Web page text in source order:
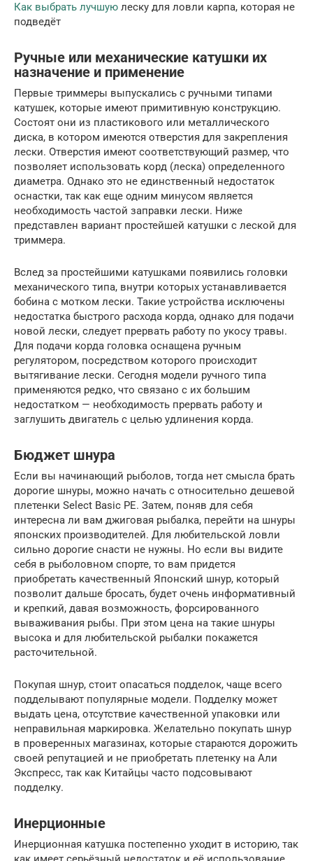
Как выбрать лучшую леску для ловли карпа, которая не
подведёт
Ручные или механические катушки их
назначение и применение
Первые триммеры выпускались с ручными типами
катушек, которые имеют примитивную конструкцию.
Состоят они из пластикового или металлического
диска, в котором имеются отверстия для закрепления
лески. Отверстия имеют соответствующий размер, что
позволяет использовать корд (леска) определенного
диаметра. Однако это не единственный недостаток
оснастки, так как еще одним минусом является
необходимость частой заправки лески. Ниже
представлен вариант простейшей катушки с леской для
триммера.
Вслед за простейшими катушками появились головки
механического типа, внутри которых устанавливается
бобина с мотком лески. Такие устройства исключены
недостатка быстрого расхода корда, однако для подачи
новой лески, следует прервать работу по укосу травы.
Для подачи корда головка оснащена ручным
регулятором, посредством которого происходит
вытягивание лески. Сегодня модели ручного типа
применяются редко, что связано с их большим
недостатком — необходимость прервать работу и
заглушить двигатель с целью удлинения корда.
Бюджет шнура
Если вы начинающий рыболов, тогда нет смысла брать
дорогие шнуры, можно начать с относительно дешевой
плетенки Select Basic PE. Затем, поняв для себя
интересна ли вам джиговая рыбалка, перейти на шнуры
японских производителей. Для любительской ловли
сильно дорогие снасти не нужны. Но если вы видите
себя в рыболовном спорте, то вам придется
приобретать качественный Японский шнур, который
позволит дальше бросать, будет очень информативный
и крепкий, давая возможность, форсированного
вываживания рыбы. При этом цена на такие шнуры
высока и для любительской рыбалки покажется
расточительной.
Покупая шнур, стоит опасаться подделок, чаще всего
подделывают популярные модели. Подделку может
выдать цена, отсутствие качественной упаковки или
неправильная маркировка. Желательно покупать шнур
в проверенных магазинах, которые стараются дорожить
своей репутацией и не приобретать плетенку на Али
Экспресс, так как Китайцы часто подсовывают
подделку.
Инерционные
Инерционная катушка постепенно уходит в историю, так